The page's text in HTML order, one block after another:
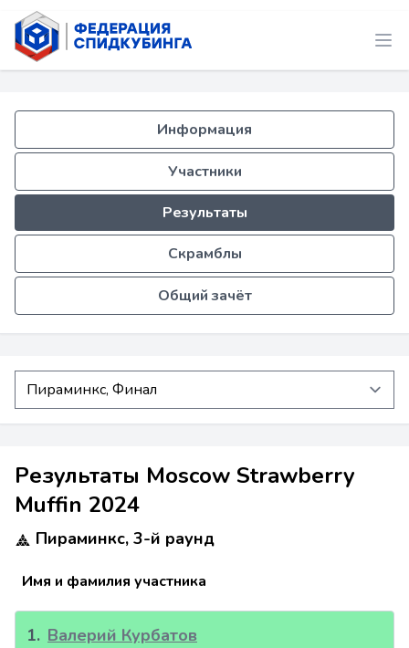
Информация
Участники
Результаты
Скрамблы
Общий зачёт
Результаты Moscow Strawberry
Muffin 2024
Пираминкс, 3-й раунд
Имя и фамилия участника
1. Валерий Курбатов